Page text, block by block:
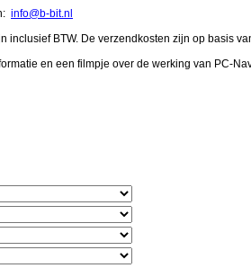
info@b-bit.nl
inclusief BTW. De verzendkosten zijn op basis
en een filmpje over de werking van PC-